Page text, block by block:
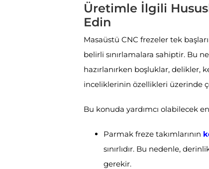
Üretimle İlgili
Edin
Masaüstü CNC frezeler tek
belirli sınırlamalara sahiptir. Bu
hazırlanırken boşluklar, delikler,
inceliklerinin özellikleri üzerinde
Bu konuda yardımcı olabilecek
Parmak freze takımlarının
sınırlıdır. Bu nedenle,
gerekir.